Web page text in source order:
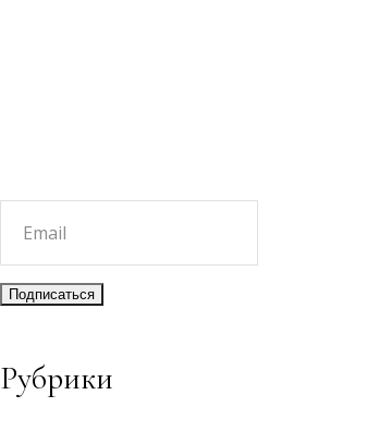
Рубрики